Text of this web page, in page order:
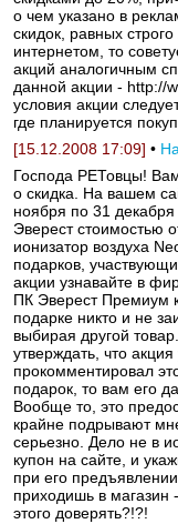
о чем указано в
скидок, равных
интернетом, то
акций аналогичным
данной акции - http://
условия акции
где планируется
[15.12.2008 17:09] •
Господа РЕТовцы!
о скидка. На вашем
ноября по 31
Эверест стоимостью
ионизатор воздуха
подарков,
акции узнавайте в
ПК Эверест Премиум
подарке никто и не
выбирая другой
утверждать, что
прокомментировал
подарок, то вам его
Вообще то, это
крайне подрывают
серьезно. Дело не в
купон на сайте, и
при его
приходишь в магазин
этого доверять?!?!